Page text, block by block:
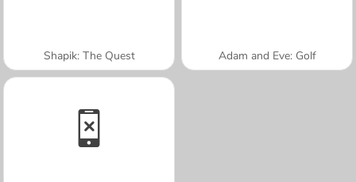
Shapik: The Quest Adam and Eve: Golf